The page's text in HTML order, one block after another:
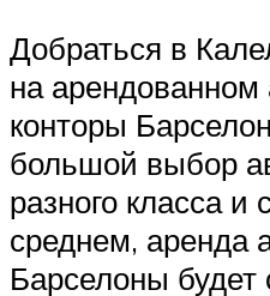
Добраться в
на
конторы
большой выбор
разного класса и
среднем, аренда
Барселоны будет